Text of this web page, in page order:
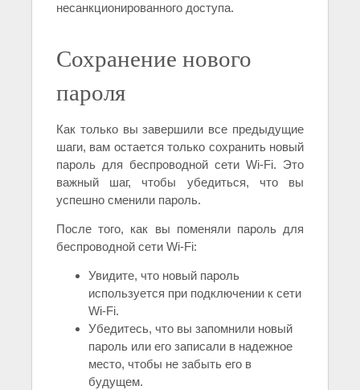
несанкционированного доступа.
Сохранение нового
пароля
Как только вы завершили все предыдущие
шаги, вам остается только сохранить новый
пароль для беспроводной сети Wi-Fi. Это
важный шаг, чтобы убедиться, что вы
успешно сменили пароль.
После того, как вы поменяли пароль для
беспроводной сети Wi-Fi:
Увидите, что новый пароль
используется при подключении к сети
Wi-Fi.
Убедитесь, что вы запомнили новый
пароль или его записали в надежное
место, чтобы не забыть его в
будущем.